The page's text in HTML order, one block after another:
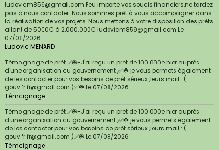
ludovicm859@gmail.com Peu importe vos soucis financiers,ne tardez
pas à nous contacter. Nous sommes prêt à vous accompagner dans
la réalisation de vos projets. Nous mettons à votre disposition des prêts
allant de 5000€ à 2.000.000€ ludovicm859@gmail.com Le
07/08/2026
Ludovic MENARD
Témoignage de prêt ✅☘️-J'ai reçu un pret de 100 000e hier auprès
d'une organisation du gouvernement ,✅☘️ je vous permets également
de les contacter pour vos besoins de prêt sérieux ,leurs mail : (
gouv.fr.fr@gmail.com )✅☘️ Le 07/08/2026
Témoignage
Témoignage de prêt ✅☘️-J'ai reçu un pret de 100 000e hier auprès
d'une organisation du gouvernement ,✅☘️ je vous permets également
de les contacter pour vos besoins de prêt sérieux ,leurs mail : (
gouv.fr.fr@gmail.com )✅☘️ Le 07/08/2026
Témoignage